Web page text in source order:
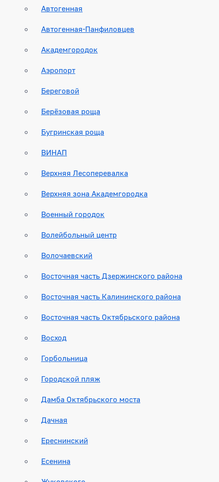
Автогенная
Автогенная-Панфиловцев
Академгородок
Аэропорт
Береговой
Берёзовая роща
Бугринская роща
ВИНАП
Верхняя Лесоперевалка
Верхняя зона Академгородка
Военный городок
Волейбольный центр
Волочаевский
Восточная часть Дзержинского района
Восточная часть Калининского района
Восточная часть Октябрьского района
Восход
Горбольница
Городской пляж
Дамба Октябрьского моста
Дачная
Ереснинский
Есенина